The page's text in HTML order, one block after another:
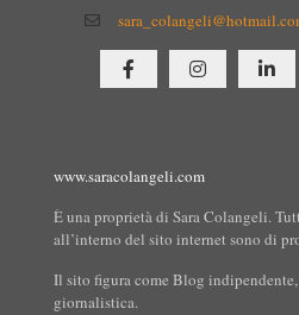
www.saracolangeli.com
È una proprietà di Sara Colangeli.
all’interno del sito internet sono di
Il sito figura come Blog
giornalistica.